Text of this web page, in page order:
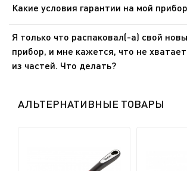
сайта, чтобы легко найти то, что вам
Какие условия гарантии на мой
Дополнительные сведения содержатся
«Гарантия» этого веб-сайта.
Я только что распаковал(-а) свой
прибор, и мне кажется, что не
из частей. Что делать?
найти приемлемое решение.
АЛЬТЕРНАТИВНЫЕ ТОВАРЫ